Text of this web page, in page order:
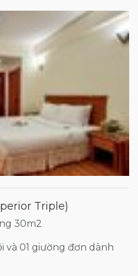
Triple)
30m2
và 01 giường đơn dành